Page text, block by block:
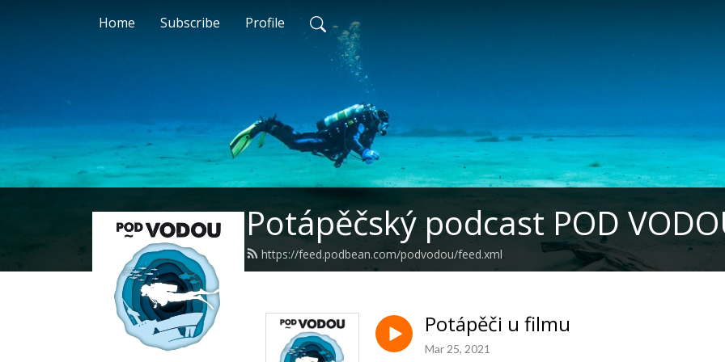
Home Subscribe Profile
Potápěčský podcast POD
https://feed.podbean.com/podvodou/feed.xml
Potápěči u filmu
Mar 25, 2021